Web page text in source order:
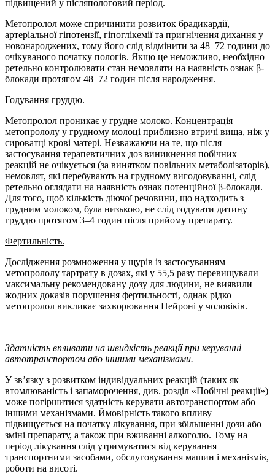
підвищений у післяпологовий період.
Метопролол може спричинити розвиток брадикардії,
артеріальної гіпотензії, гіпоглікемії та пригнічення дихання у
новонароджених, тому його слід відмінити за 48–72 години до
очікуваного початку пологів. Якщо це неможливо, необхідно
ретельно контролювати стан немовляти на наявність ознак β-
блокади протягом 48–72 годин після народження.
Годування груддю.
Метопролол проникає у грудне молоко. Концентрація
метопрололу у грудному молоці приблизно втричі вища, ніж у
сироватці крові матері. Незважаючи на те, що після
застосування терапевтичних доз виникнення побічних
реакцій не очікується (за винятком повільних метаболізаторів),
немовлят, які перебувають на грудному вигодовуванні, слід
ретельно оглядати на наявність ознак потенційної β-блокади.
Для того, щоб кількість діючої речовини, що надходить з
грудним молоком, була низькою, не слід годувати дитину
груддю протягом 3–4 годин після прийому препарату.
Фертильність.
Дослідження розмноження у щурів із застосуванням
метопрололу тартрату в дозах, які у 55,5 разу перевищували
максимальну рекомендовану дозу для людини, не виявили
жодних доказів порушення фертильності, однак рідко
метопролол викликає захворювання Пейроні у чоловіків.
Здатність впливати на швидкість реакції при керуванні
автотранспортом або іншими механізмами.
У зв’язку з розвитком індивідуальних реакцій (таких як
втомлюваність і запаморочення, див. розділ «Побічні реакції»)
може погіршитися здатність керувати автотранспортом або
іншими механізмами. Ймовірність такого впливу
підвищується на початку лікування, при збільшенні дози або
зміні препарату, а також при вживанні алкоголю. Тому на
період лікування слід утримуватися від керування
транспортними засобами, обслуговування машин і механізмів,
роботи на висоті.